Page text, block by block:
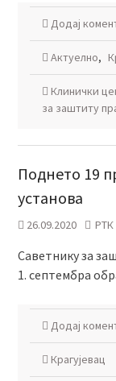
Додај
Актуелно,
Клинички
за заштиту
Поднето 19
установа
26.09.2020 РТК
Саветнику за
1. септембра
Додај
Крагујевац